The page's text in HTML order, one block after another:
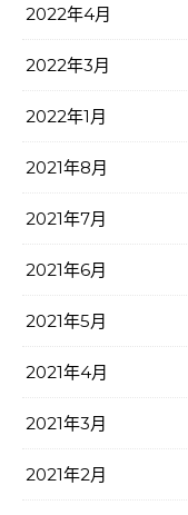
2022年4月
2022年3月
2022年1月
2021年8月
2021年7月
2021年6月
2021年5月
2021年4月
2021年3月
2021年2月